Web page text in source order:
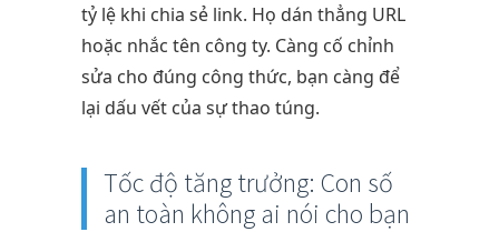
tỷ lệ khi chia sẻ link. Họ dán thẳng URL
hoặc nhắc tên công ty. Càng cố chỉnh
sửa cho đúng công thức, bạn càng để
lại dấu vết của sự thao túng.
Tốc độ tăng trưởng: Con số
an toàn không ai nói cho bạn